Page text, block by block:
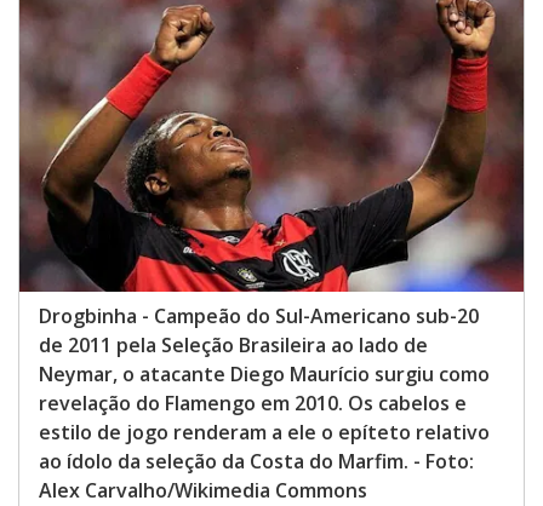
Drogbinha - Campeão do Sul-Americano sub-20
de 2011 pela Seleção Brasileira ao lado de
Neymar, o atacante Diego Maurício surgiu como
revelação do Flamengo em 2010. Os cabelos e
estilo de jogo renderam a ele o epíteto relativo
ao ídolo da seleção da Costa do Marfim. - Foto:
Alex Carvalho/Wikimedia Commons